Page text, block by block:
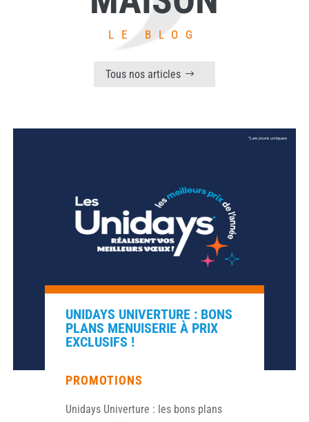
LE BLOG
Tous nos articles
UNIDAYS UNIVERTURE : BONS
PLANS MENUISERIE À PRIX
EXCLUSIFS !
PROMOTIONS
Unidays Univerture : les bons plans